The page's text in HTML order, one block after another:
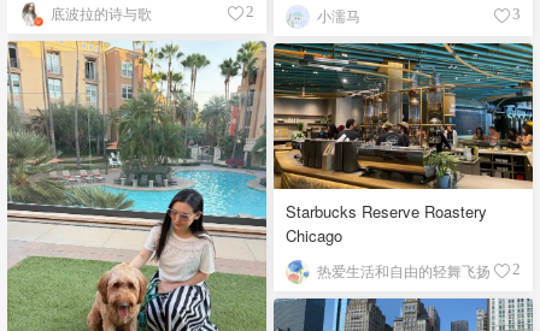
小濡马 3
底波拉的诗与歌 2
Starbucks Reserve Roastery
Chicago
热爱生活和自由的轻舞飞扬 2